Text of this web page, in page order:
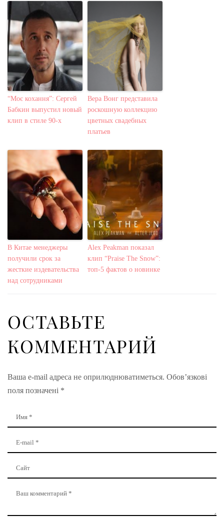
“Моє кохання”: Сергей
Бабкин выпустил новый
клип в стиле 90-х
Вера Вонг представила
роскошную коллекцию
цветных свадебных
платьев
В Китае менеджеры
получили срок за
жесткие издевательства
над сотрудниками
Alex Peakman показал
клип “Praise The Snow”:
топ-5 фактов о новинке
ОСТАВЬТЕ
КОММЕНТАРИЙ
Ваша e-mail адреса не оприлюднюватиметься. Обов’язкові
поля позначені *